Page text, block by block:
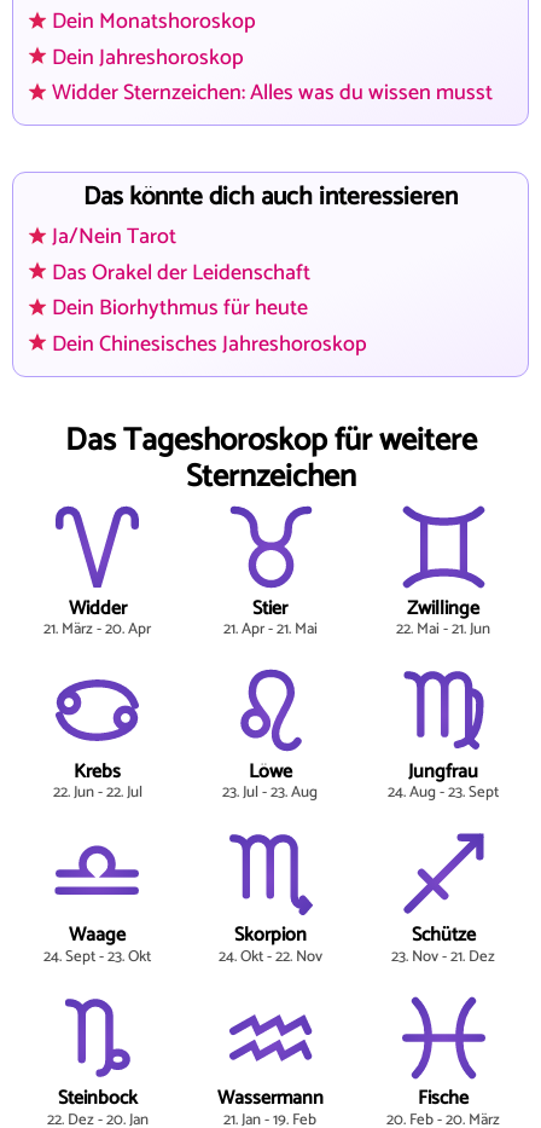
Dein Monatshoroskop
Dein Jahreshoroskop
Widder Sternzeichen: Alles was du wissen musst
Das könnte dich auch interessieren
Ja/Nein Tarot
Das Orakel der Leidenschaft
Dein Biorhythmus für heute
Dein Chinesisches Jahreshoroskop
Das Tageshoroskop für weitere
Sternzeichen
Widder
21. März - 20. Apr
Stier
21. Apr - 21. Mai
Zwillinge
22. Mai - 21. Jun
Krebs
22. Jun - 22. Jul
Löwe
23. Jul - 23. Aug
Jungfrau
24. Aug - 23. Sept
Waage
24. Sept - 23. Okt
Skorpion
24. Okt - 22. Nov
Schütze
23. Nov - 21. Dez
Steinbock
22. Dez - 20. Jan
Wassermann
21. Jan - 19. Feb
Fische
20. Feb - 20. März